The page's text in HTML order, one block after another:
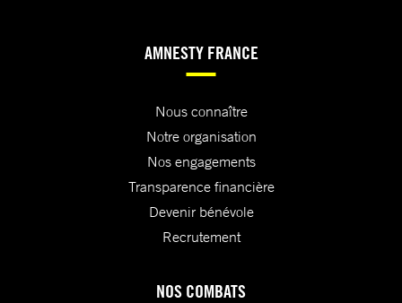
AMNESTY FRANCE
Nous connaître
Notre organisation
Nos engagements
Transparence financière
Devenir bénévole
Recrutement
NOS COMBATS